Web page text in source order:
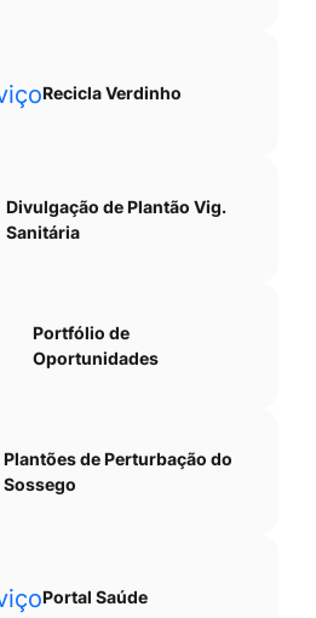
Recicla Verdinho
Divulgação de Plantão Vig.
Sanitária
Portfólio de
Oportunidades
Plantões de Perturbação do
Sossego
Portal Saúde